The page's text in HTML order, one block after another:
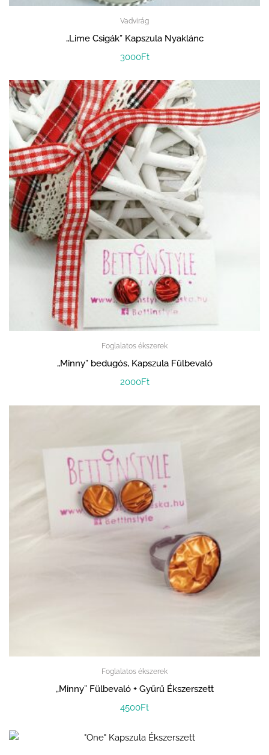
Vadvirág
„Lime Csigák” Kapszula Nyaklánc
3000Ft
Foglalatos ékszerek
„Minny” bedugós, Kapszula Fülbevaló
2000Ft
Foglalatos ékszerek
„Minny” Fülbevaló + Gyűrű Ékszerszett
4500Ft